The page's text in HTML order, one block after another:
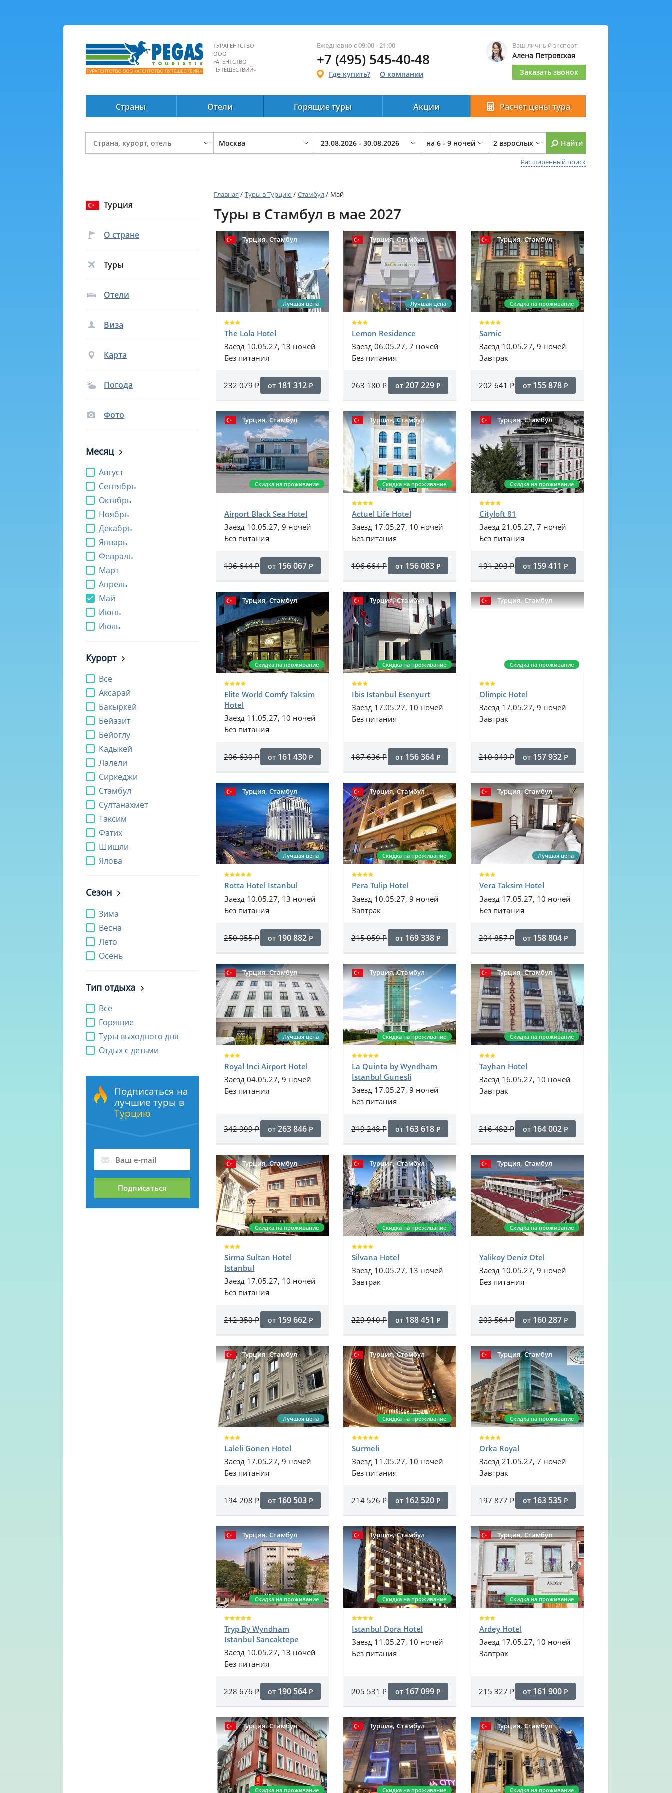
ТУРАГЕНТСТВО
ООО
«АГЕНТСТВО
ПУТЕШЕСТВИЙ»
Ежедневно с 09:00 - 21:00
+7 (495) 545-40-48
Где купить? О компании
Ваш личный эксперт
Алена Петровская
Заказать звонок
Страны Отели Горящие туры Акции Расчет цены тура
на 6 - 9 ночей 2 взрослых Найти
Расширенный поиск
Турция
О стране
Туры
Отели
Виза
Карта
Погода
Фото
Месяц
Август
Сентябрь
Октябрь
Ноябрь
Декабрь
Январь
Февраль
Март
Апрель
Май
Июнь
Июль
Курорт
Все
Аксарай
Бакыркей
Бейазит
Бейоглу
Кадыкей
Лалели
Сиркеджи
Стамбул
Султанахмет
Таксим
Фатих
Шишли
Ялова
Сезон
Зима
Весна
Лето
Осень
Тип отдыха
Все
Горящие
Туры выходного дня
Отдых с детьми
Подписаться на
лучшие туры в
Турцию
Подписаться
Главная / Туры в Турцию / Стамбул/ Май
Туры в Стамбул в мае 2027
Турция,Стамбул
Лучшая цена
The Lola Hotel
Заезд 10.05.27, 13 ночей
Без питания
232 079Р от 181 312 Р
Турция,Стамбул
Лучшая цена
Lemon Residence
Заезд 06.05.27, 7 ночей
Без питания
263 180Р от 207 229Р
Турция,Стамбул
Скидка на проживание
Sarnic
Заезд 10.05.27, 9 ночей
Завтрак
202 641Р от 155 878Р
Турция,Стамбул
Скидка на проживание
Airport Black Sea Hotel
Заезд 10.05.27, 9 ночей
Без питания
196 644Р от 156 067 Р
Турция,Стамбул
Скидка на проживание
Actuel Life Hotel
Заезд 17.05.27, 10 ночей
Без питания
196 664Р от 156 083Р
Турция,Стамбул
Скидка на проживание
Cityloft 81
Заезд 21.05.27, 7 ночей
Без питания
191 293Р от 159 411 Р
Турция,Стамбул
Скидка на проживание
Elite World Comfy Taksim
Hotel
Заезд 11.05.27, 10 ночей
Без питания
206 630Р от 161 430 Р
Турция,Стамбул
Скидка на проживание
Ibis Istanbul Esenyurt
Заезд 17.05.27, 10 ночей
Без питания
187 636Р от 156 364Р
Турция,Стамбул
Скидка на проживание
Olimpic Hotel
Заезд 17.05.27, 9 ночей
Завтрак
210 049Р от 157 932Р
Турция,Стамбул
Лучшая цена
Rotta Hotel Istanbul
Заезд 10.05.27, 13 ночей
Без питания
250 055Р от 190 882 Р
Турция,Стамбул
Скидка на проживание
Pera Tulip Hotel
Заезд 10.05.27, 9 ночей
Завтрак
215 059Р от 169 338Р
Турция,Стамбул
Лучшая цена
Vera Taksim Hotel
Заезд 17.05.27, 10 ночей
Без питания
204 857Р от 158 804Р
Турция,Стамбул
Лучшая цена
Royal Inci Airport Hotel
Заезд 04.05.27, 9 ночей
Без питания
342 999Р от263 846 Р
Турция,Стамбул
Скидка на проживание
La Quinta by Wyndham
Istanbul Gunesli
Заезд 17.05.27, 9 ночей
Без питания
219 248Р от 163 618Р
Турция,Стамбул
Скидка на проживание
Tayhan Hotel
Заезд 16.05.27, 10 ночей
Завтрак
216 482Р от 164 002Р
Турция,Стамбул
Скидка на проживание
Sirma Sultan Hotel
Istanbul
Заезд 17.05.27, 10 ночей
Без питания
212 350Р от 159 662 Р
Турция,Стамбул
Скидка на проживание
Silvana Hotel
Заезд 10.05.27, 13 ночей
Завтрак
229 910Р от 188 451 Р
Турция,Стамбул
Скидка на проживание
Yalikoy Deniz Otel
Заезд 10.05.27, 9 ночей
Без питания
203 564Р от 160 287Р
Турция,Стамбул
Лучшая цена
Laleli Gonen Hotel
Заезд 17.05.27, 9 ночей
Без питания
194 208Р от 160 503 Р
Турция,Стамбул
Скидка на проживание
Surmeli
Заезд 11.05.27, 10 ночей
Без питания
214 526Р от 162 520Р
Турция,Стамбул
Скидка на проживание
Orka Royal
Заезд 21.05.27, 7 ночей
Завтрак
197 877Р от 163 535Р
Турция,Стамбул
Скидка на проживание
Tryp By Wyndham
Istanbul Sancaktepe
Заезд 10.05.27, 13 ночей
Без питания
228 676Р от 190 564 Р
Турция,Стамбул
Скидка на проживание
Istanbul Dora Hotel
Заезд 11.05.27, 10 ночей
Без питания
205 531Р от 167 099Р
Турция,Стамбул
Скидка на проживание
Ardey Hotel
Заезд 17.05.27, 10 ночей
Завтрак
215 327Р от 161 900Р
Турция,Стамбул
Скидка на проживание
Турция, Стамбул
Скидка на проживание
Турция,Стамбул
Скидка на проживание